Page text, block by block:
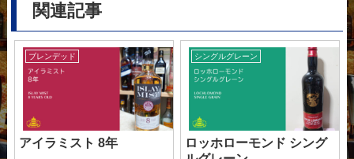
関連記事
ブレンデッド
アイラミスト 8年
シングルグレーン
ロッホローモンド シング